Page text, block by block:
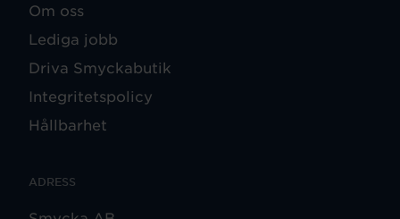
Om oss
Lediga jobb
Driva Smyckabutik
Integritetspolicy
Hållbarhet
ADRESS